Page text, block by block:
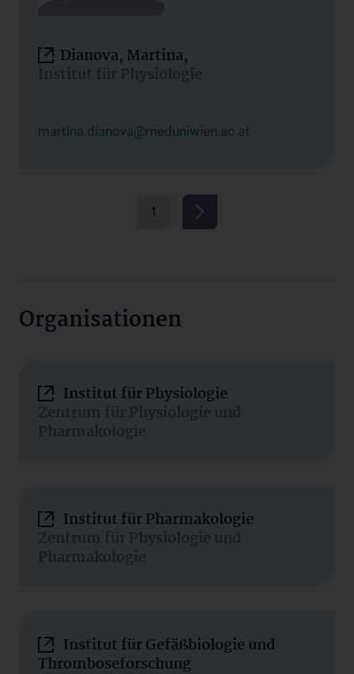
Dianova, Martina,
Institut für Physiologie
martina.dianova@meduniwien.ac.at
1
Organisationen
Institut für Physiologie
Zentrum für Physiologie und
Pharmakologie
Institut für Pharmakologie
Zentrum für Physiologie und
Pharmakologie
Institut für Gefäßbiologie und
Thromboseforschung